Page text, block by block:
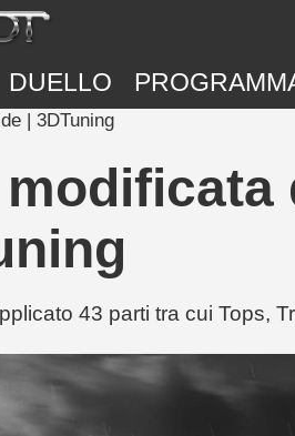
DUELLO
| 3DTuning
43 parti tra cui Tops,